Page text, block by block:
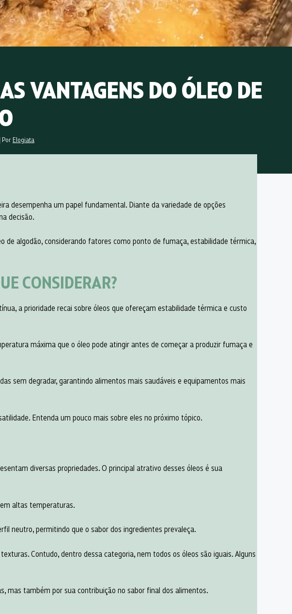
VANTAGENS DO ÓLEO DE
Por Elogiata
desempenha um papel fundamental. Diante da variedade de opções
decisão.
algodão, considerando fatores como ponto de fumaça, estabilidade térmica,
CONSIDERAR?
a prioridade recai sobre óleos que ofereçam estabilidade térmica e custo
máxima que o óleo pode atingir antes de começar a produzir fumaça e
sem degradar, garantindo alimentos mais saudáveis e equipamentos mais
Entenda um pouco mais sobre eles no próximo tópico.
diversas propriedades. O principal atrativo desses óleos é sua
altas temperaturas.
neutro, permitindo que o sabor dos ingredientes prevaleça.
Contudo, dentro dessa categoria, nem todos os óleos são iguais. Alguns
mas também por sua contribuição no sabor final dos alimentos.